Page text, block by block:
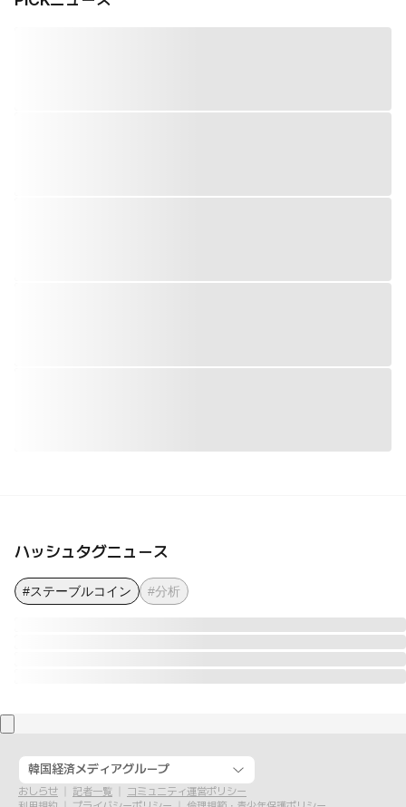
ハッシュタグニュース
#ステーブルコイン #分析
韓国経済メディアグループ
おしらせ 記者一覧
コミュニティ運営ポリシー